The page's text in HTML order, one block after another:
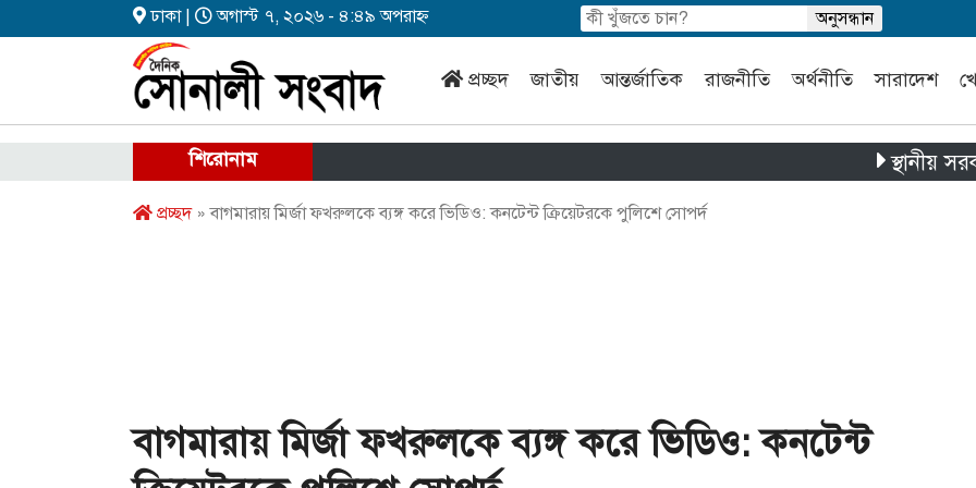
ঢাকা | অগাস্ট ৭, ২০২৬ - ৪:৪৯ অপরাহ্ন
প্রচ্ছদ জাতীয় আন্তর্জাতিক রাজনীতি অর্থনীতি সারাদেশ
শিরোনাম স্থানীয় সরকার
প্রচ্ছদ» বাগমারায় মির্জা ফখরুলকে ব্যঙ্গ করে ভিডিও: কনটেন্ট ক্রিয়েটরকে পুলিশে সোপর্দ
বাগমারায় মির্জা ফখরুলকে ব্যঙ্গ করে ভিডিও: কনটেন্ট